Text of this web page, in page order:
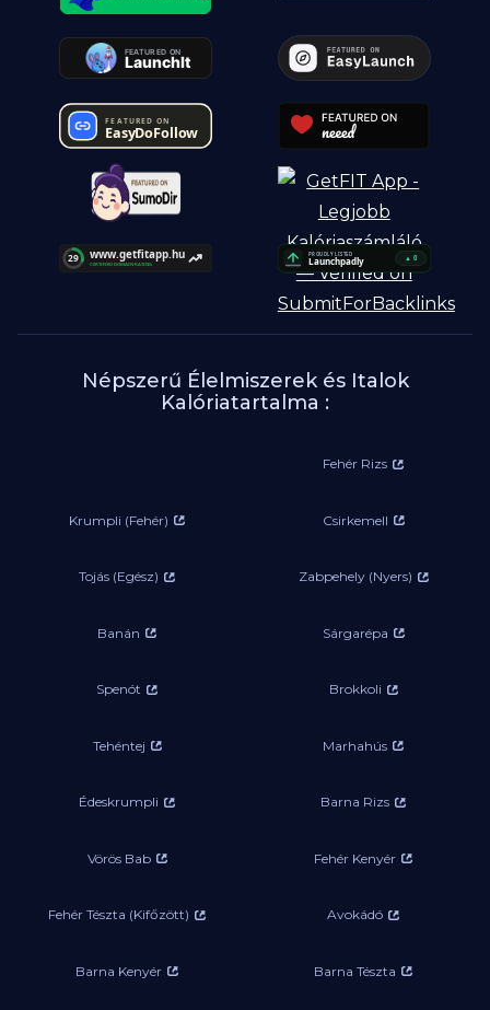
Népszerű Élelmiszerek és Italok
Kalóriatartalma :
Fehér Rizs
Krumpli (Fehér) Csirkemell
Tojás (Egész) Zabpehely (Nyers)
Banán Sárgarépa
Spenót Brokkoli
Tehéntej Marhahús
Édeskrumpli Barna Rizs
Vörös Bab Fehér Kenyér
Fehér Tészta (Kifőzött) Avokádó
Barna Kenyér Barna Tészta